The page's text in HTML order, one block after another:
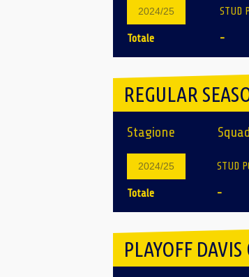
2024/25 STUD
Totale -
REGULAR
Stagione
2024/25 STUD
Totale -
PLAYOFF DAVIS